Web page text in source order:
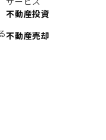
不動産投資
不動産売却